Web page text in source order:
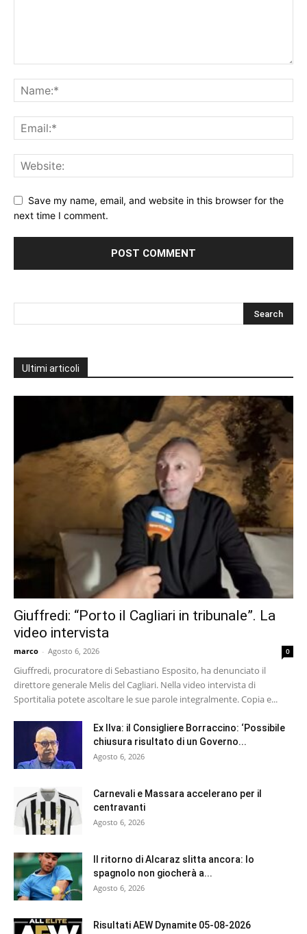
Save my name, email, and website in this browser for the
next time I comment.
Ultimi articoli
Giuffredi: “Porto il Cagliari in tribunale”. La
video intervista
marco - Agosto 6, 2026 0
Giuffredi, procuratore di Sebastiano Esposito, ha denunciato il
direttore generale Melis del Cagliari. Nella video intervista di
Sportitalia potete ascoltare le sue parole integralmente. Copia e...
Ex Ilva: il Consigliere Borraccino: ‘Possibile
chiusura risultato di un Governo...
Agosto 6, 2026
Carnevali e Massara accelerano per il
centravanti
Agosto 6, 2026
Il ritorno di Alcaraz slitta ancora: lo
spagnolo non giocherà a...
Agosto 6, 2026
Risultati AEW Dynamite 05-08-2026